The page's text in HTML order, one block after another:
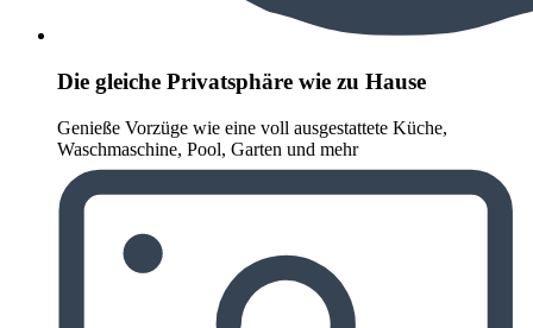
Die gleiche Privatsphäre wie zu Hause
Genieße Vorzüge wie eine voll ausgestattete Küche,
Waschmaschine, Pool, Garten und mehr